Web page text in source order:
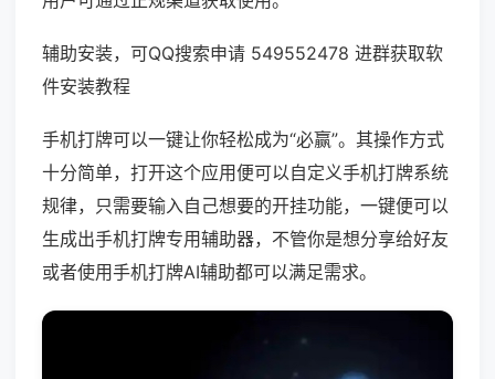
辅助安装，可QQ搜索申请 549552478 进群获取软
件安装教程
手机打牌可以一键让你轻松成为“必赢”。其操作方式
十分简单，打开这个应用便可以自定义手机打牌系统
规律，只需要输入自己想要的开挂功能，一键便可以
生成出手机打牌专用辅助器，不管你是想分享给好友
或者使用手机打牌AI辅助都可以满足需求。